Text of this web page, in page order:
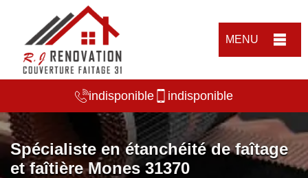
MENU
indisponible indisponible
Spécialiste en étanchéité de faîtage
et faîtière Mones 31370